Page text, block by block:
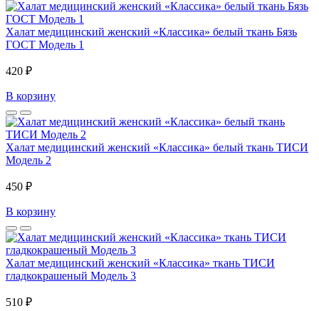
Халат медицинский женский «Классика» белый ткань Бязь
ГОСТ Модель 1
420 ₽
В корзину
Халат медицинский женский «Классика» белый ткань ТИСИ
Модель 2
450 ₽
В корзину
Халат медицинский женский «Классика» ткань ТИСИ
гладкокрашеный Модель 3
510 ₽